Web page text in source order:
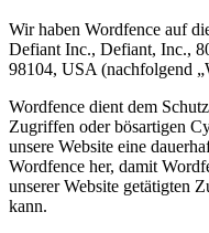
Wir haben Wordfence auf
Defiant Inc., Defiant, Inc.,
98104, USA (nachfolgend
Wordfence dient dem
Zugriffen oder bösartigen
unsere Website eine
Wordfence her, damit
unserer Website getätigten
kann.